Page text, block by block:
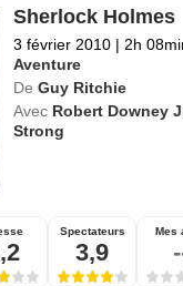
Sherlock Holmes
3 février 2010 | 2h
Aventure
De Guy Ritchie
Avec Robert Downey
Strong
Spectateurs
3,9
Mes